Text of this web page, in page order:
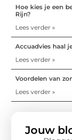
Hoe kies je een
Rijn?
Lees verder »
Accuadvies haal
Lees verder »
Voordelen van
Lees verder »
Jouw